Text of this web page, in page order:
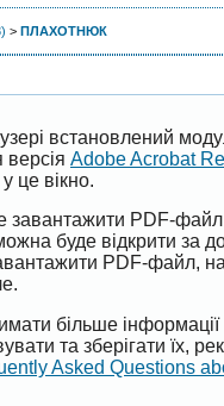
> ПЛАХОТНЮК
встановлений
версія Adobe Acrobat
це вікно.
завантажити PDF-
буде відкрити за
PDF-файл,
більше
та зберігати їх,
Asked Questions